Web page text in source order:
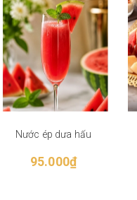
Nước ép dưa hấu
95.000₫